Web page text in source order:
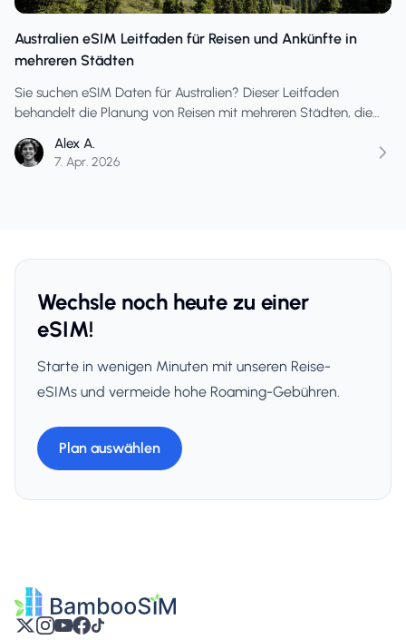
Australien eSIM Leitfaden für Reisen und Ankünfte in
mehreren Städten
Sie suchen eSIM Daten für Australien? Dieser Leitfaden
behandelt die Planung von Reisen mit mehreren Städten, die
wie Sie bei wechselnden Reiserouten eine Unterfinanzierung
vermeiden.
Alex A.
7. Apr. 2026
Wechsle noch heute zu einer
eSIM!
Starte in wenigen Minuten mit unseren Reise-
eSIMs und vermeide hohe Roaming-Gebühren.
Plan auswählen